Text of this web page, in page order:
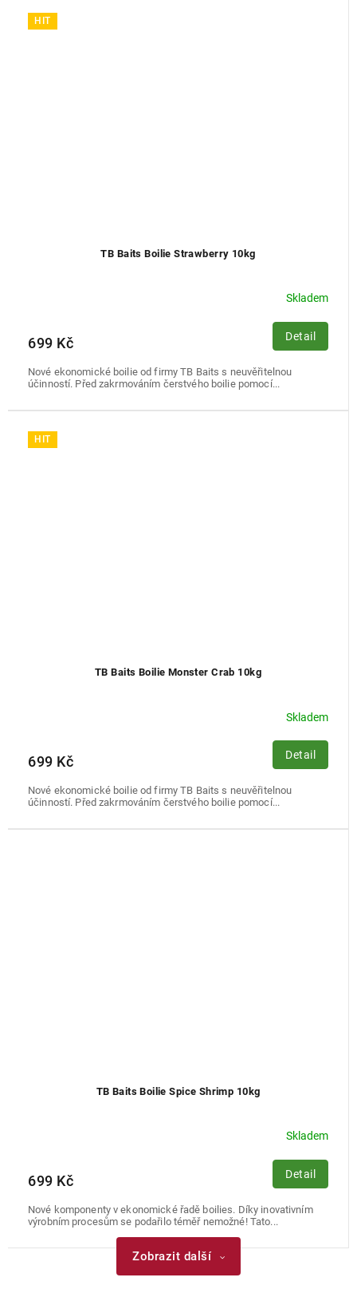
HIT
TB Baits Boilie Strawberry 10kg
Skladem
699 Kč Detail
Nové ekonomické boilie od firmy TB Baits s neuvěřitelnou
účinností. Před zakrmováním čerstvého boilie pomocí...
HIT
TB Baits Boilie Monster Crab 10kg
Skladem
699 Kč Detail
Nové ekonomické boilie od firmy TB Baits s neuvěřitelnou
účinností. Před zakrmováním čerstvého boilie pomocí...
TB Baits Boilie Spice Shrimp 10kg
Skladem
699 Kč Detail
Nové komponenty v ekonomické řadě boilies. Díky inovativním
výrobním procesům se podařilo téměř nemožné! Tato...
Zobrazit další